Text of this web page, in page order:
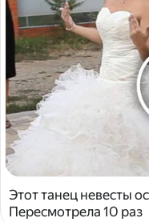
Этот танец невесты
Пересмотрела 10 раз